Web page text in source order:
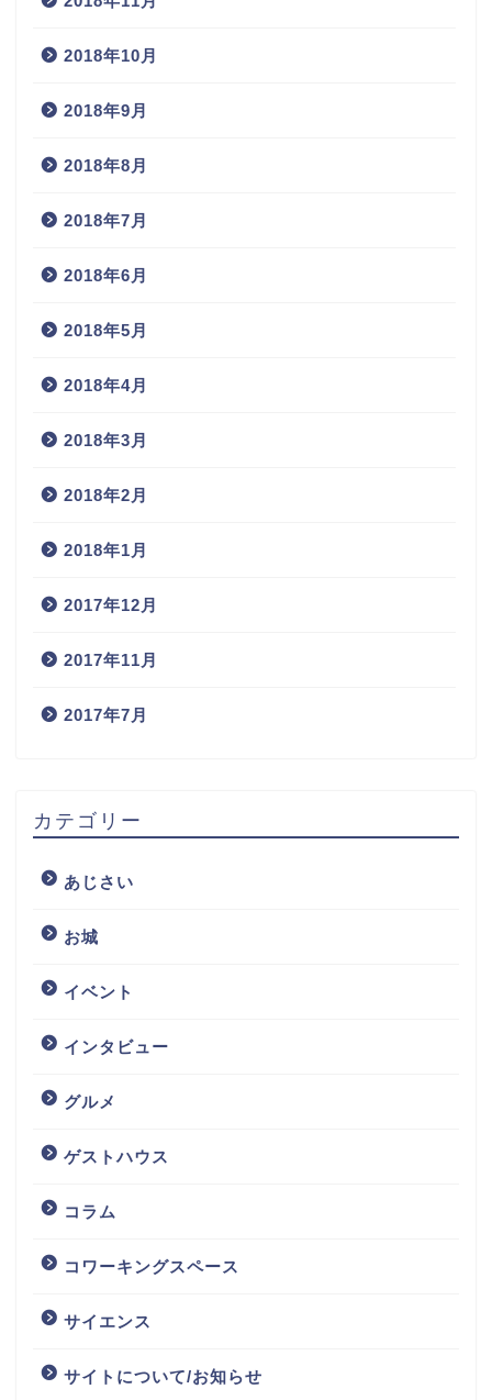
2018年10月
2018年9月
2018年8月
2018年7月
2018年6月
2018年5月
2018年4月
2018年3月
2018年2月
2018年1月
2017年12月
2017年11月
2017年7月
カテゴリー
あじさい
お城
イベント
インタビュー
グルメ
ゲストハウス
コラム
コワーキングスペース
サイエンス
サイトについて/お知らせ